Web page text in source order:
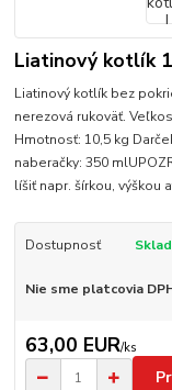
Liatinový kotlík
Liatinový kotlík bez
nerezová rukoväť.
Hmotnosť: 10,5 kg
naberačky: 350
líšiť napr. šírkou, výškou
Dostupnosť
Nie sme platcovia
63,00 EUR/ks